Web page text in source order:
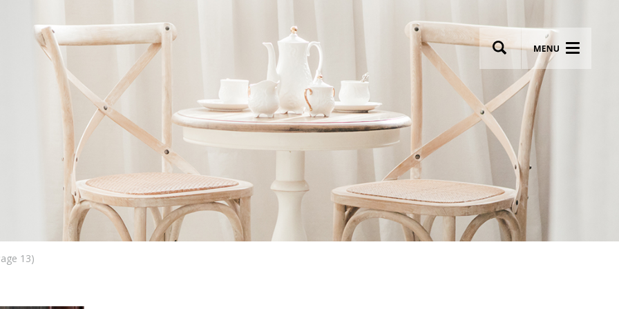
Photo Shoot
Lovers Secret
Lovers Secret MIX
Lovers Secret Japan
Besties Secret
Girls Secret
Together Secret
Wedding Secret
Wedding Live Stream
Wedding Photo Booth
Photo Booth
Newsletter
13)